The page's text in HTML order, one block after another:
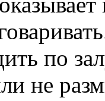
по
не